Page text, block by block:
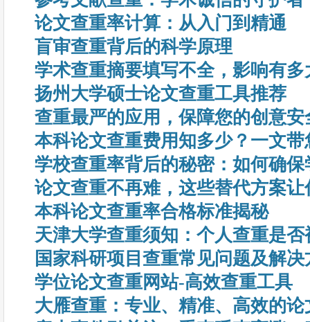
论文查重率计算：从入门到精通
盲审查重背后的科学原理
学术查重摘要填写不全，影响有多
扬州大学硕士论文查重工具推荐
查重最严的应用，保障您的创意安
本科论文查重费用知多少？一文
学校查重率背后的秘密：如何确
论文查重不再难，这些替代方案
本科论文查重率合格标准揭秘
天津大学查重须知：个人查重是否
国家科研项目查重常见问题及解决
学位论文查重网站-高效查重工具
大雁查重：专业、精准、高效的